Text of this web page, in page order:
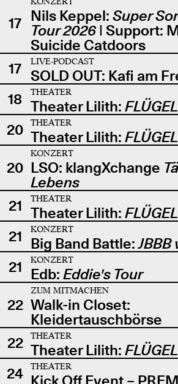
17 Nils Keppel: Super
Tour 2026| Support:
Suicide Catdoors
17
LIVE-PODCAST
SOLD OUT: Kafi am
18
THEATER
Theater Lilith:
20
THEATER
Theater Lilith:
20
KONZERT
LSO: klangXchange
Lebens
21
THEATER
Theater Lilith:
21
KONZERT
Big Band Battle:JBBB
21
KONZERT
Edb: Eddie's Tour
22
ZUM MITMACHEN
Walk-in Closet:
Kleidertauschbörse
22
THEATER
Theater Lilith:
24
THEATER